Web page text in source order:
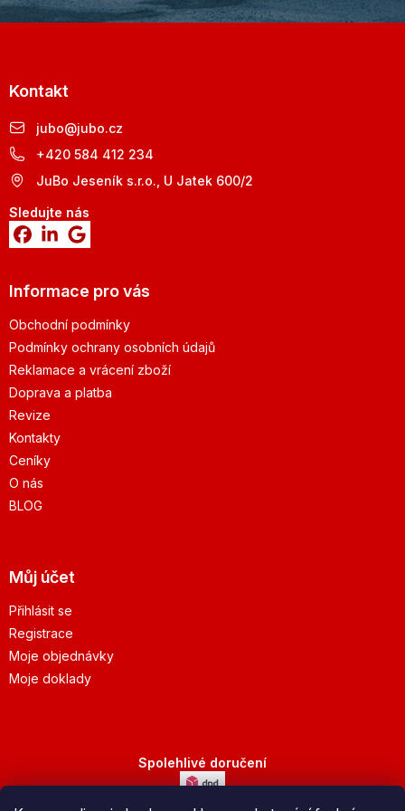
Kontakt
jubo@jubo.cz
+420 584 412 234
JuBo Jeseník s.r.o., U Jatek 600/2
Sledujte nás
Informace pro vás
Obchodní podmínky
Podmínky ochrany osobních údajů
Reklamace a vrácení zboží
Doprava a platba
Revize
Kontakty
Ceníky
O nás
BLOG
Můj účet
Přihlásit se
Registrace
Moje objednávky
Moje doklady
Spolehlivé doručení